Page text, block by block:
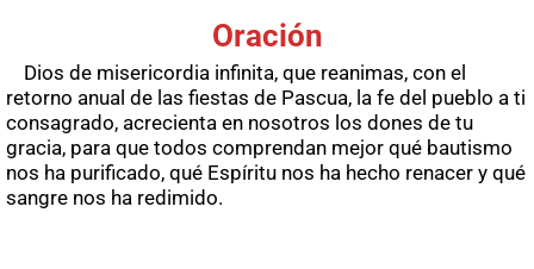
Oración
Dios de misericordia infinita, que reanimas, con el
retorno anual de las fiestas de Pascua, la fe del pueblo a ti
consagrado, acrecienta en nosotros los dones de tu
gracia, para que todos comprendan mejor qué bautismo
nos ha purificado, qué Espíritu nos ha hecho renacer y qué
sangre nos ha redimido.